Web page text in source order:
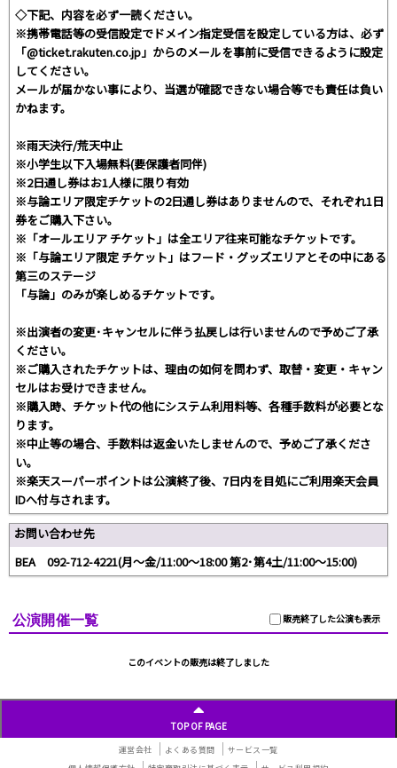
◇下記、内容を必ず一読ください。
※携帯電話等の受信設定でドメイン指定受信を設定している方は、必ず
「@ticket.rakuten.co.jp」からのメールを事前に受信できるように設定
してください。
メールが届かない事により、当選が確認できない場合等でも責任は負い
かねます。
※雨天決行/荒天中止
※小学生以下入場無料(要保護者同伴)
※2日通し券はお1人様に限り有効
※与論エリア限定チケットの2日通し券はありませんので、それぞれ1日
券をご購入下さい。
※「オールエリア チケット」は全エリア往来可能なチケットです。
※「与論エリア限定 チケット」はフード・グッズエリアとその中にある
第三のステージ
「与論」のみが楽しめるチケットです。
※出演者の変更･キャンセルに伴う払戻しは行いませんので予めご了承
ください｡
※ご購入されたチケットは、理由の如何を問わず、取替・変更・キャン
セルはお受けできません。
※購入時、チケット代の他にシステム利用料等、各種手数料が必要とな
ります。
※中止等の場合、手数料は返金いたしませんので、予めご了承くださ
い。
※楽天スーパーポイントは公演終了後、7日内を目処にご利用楽天会員
IDへ付与されます。
お問い合わせ先
BEA 092-712-4221(月～金/11:00～18:00 第2･第4土/11:00～15:00)
販売終了した公演も表示
公演開催一覧
このイベントの販売は終了しました
TOP OF PAGE
運営会社 よくある質問
サービス一覧